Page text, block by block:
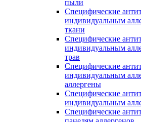
пыли
Специфические
индивидуальным
ткани
Специфические
индивидуальным
трав
Специфические
индивидуальным
аллергены
Специфические
индивидуальным
Специфические